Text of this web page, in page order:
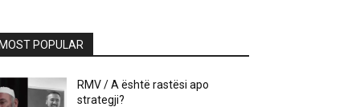
MOST POPULAR
RMV / A është rastësi apo
strategji?